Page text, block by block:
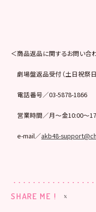
＜商品返品に関するお問い合
劇場盤返品受付（土日祝祭
電話番号／03-5878-1866
営業時間／月～金10:00～
e-mail／akb48-
SHARE ME !